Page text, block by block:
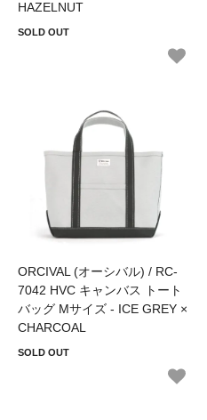
HAZELNUT
SOLD OUT
ORCIVAL (オーシバル) / RC-
7042 HVC キャンバス トート
バッグ Mサイズ - ICE GREY ×
CHARCOAL
SOLD OUT